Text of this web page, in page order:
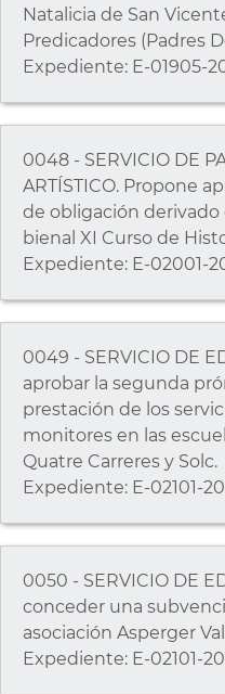
Natalicia de San
Predicadores (Padres
Expediente: E-01905-
0048 - SERVICIO DE
ARTÍSTICO. Propone
de obligación
bienal XI Curso de
Expediente: E-02001-
0049 - SERVICIO DE
aprobar la segunda
prestación de los
monitores en las
Quatre Carreres y Solc.
Expediente: E-02101-
0050 - SERVICIO DE
conceder una
asociación Asperger
Expediente: E-02101-